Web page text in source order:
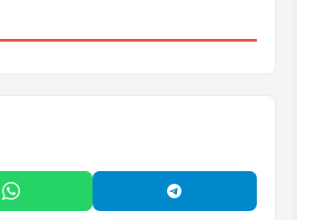
WhatsApp'ta Paylaş Telegram'da Paylaş